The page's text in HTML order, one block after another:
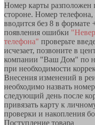
Номер карты разположен
стороне. Номер
вводится без 8 в формате
появления ошибки
телефона" проверьте
исчезает, позвоните в
компании "Ваш Дом" по
при необходимости
Внесения изменений в
необходимо назвать
следующий день после
привязать карту к
проверки и накопления
Поступление товара